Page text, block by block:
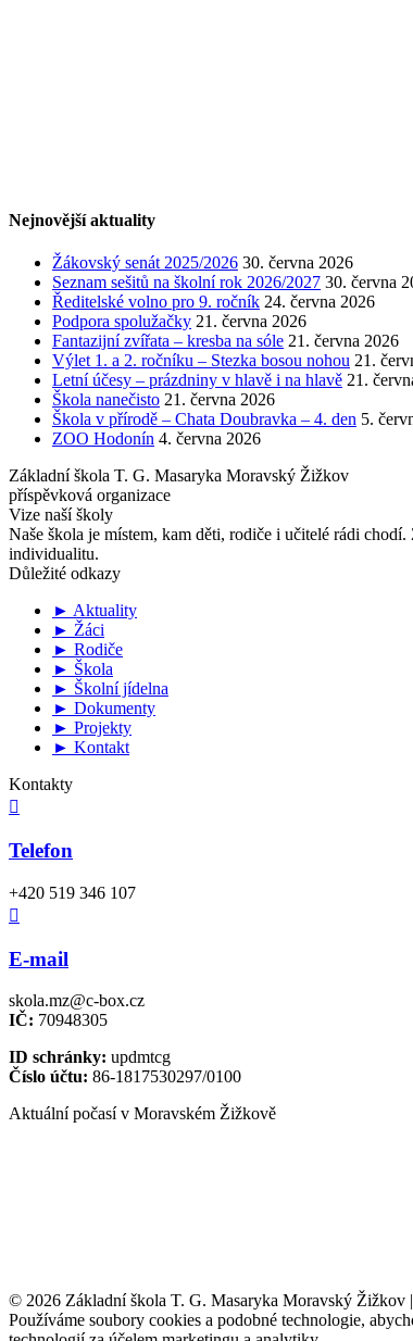
Nejnovější aktuality
Žákovský senát 2025/2026 30. června 2026
Seznam sešitů na školní rok 2026/2027 30. června
Ředitelské volno pro 9. ročník 24. června 2026
Podpora spolužačky 21. června 2026
Fantazijní zvířata – kresba na sóle 21. června 2026
Výlet 1. a 2. ročníku – Stezka bosou nohou 21.
Letní účesy – prázdniny v hlavě i na hlavě 21.
Škola nanečisto 21. června 2026
Škola v přírodě – Chata Doubravka – 4. den 5.
ZOO Hodonín 4. června 2026
Základní škola T. G. Masaryka Moravský Žižkov
příspěvková organizace
Vize naší školy
Naše škola je místem, kam děti, rodiče i učitelé rádi
individualitu.
Důležité odkazy
► Aktuality
► Žáci
► Rodiče
► Škola
► Školní jídelna
► Dokumenty
► Projekty
► Kontakt
Kontakty

Telefon
+420 519 346 107

E-mail
skola.mz@c-box.cz
IČ: 70948305
ID schránky: updmtcg
Číslo účtu: 86-1817530297/0100
Aktuální počasí v Moravském Žižkově
© 2026 Základní škola T. G. Masaryka Moravský Žižkov |
Používáme soubory cookies a podobné technologie,